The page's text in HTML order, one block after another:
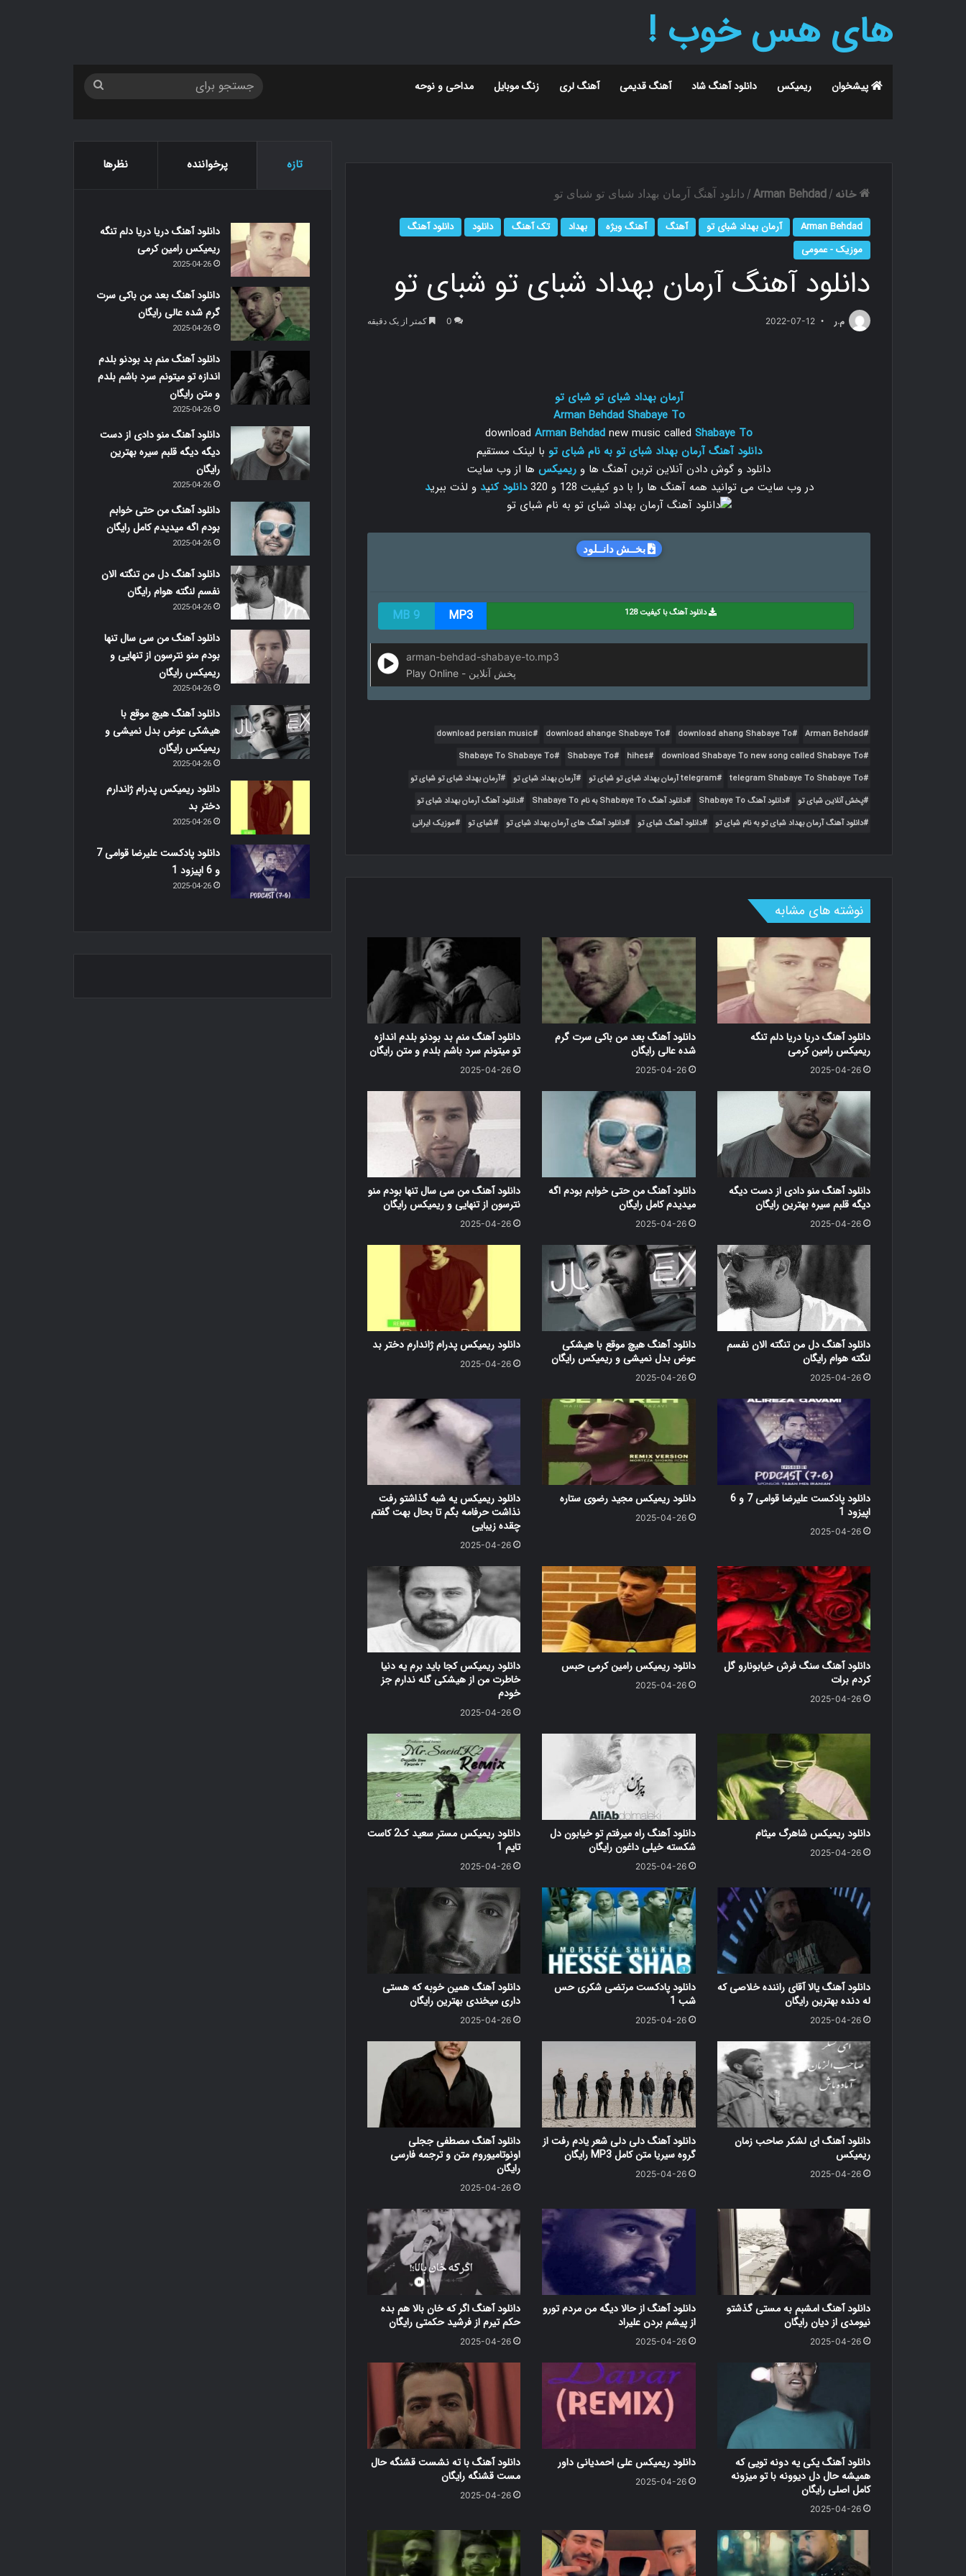
های هس خوب !
پیشخوان ریمیکس دانلود آهنگ شاد آهنگ قدیمی آهنگ لری زنگ موبایل مداحی و نوحه
خانه /
Arman Behdad
/ دانلود آهنگ آرمان بهداد شبای تو شبای تو
Arman Behdad آرمان بهداد شبای تو آهنگ آهنگ ویژه بهداد تک آهنگ دانلود
دانلود آهنگ
موزیک - عمومی
دانلود آهنگ آرمان بهداد شبای تو شبای تو
م.ر 2022-07-12
0 کمتر از یک دقیقه
آرمان بهداد شبای تو شبای تو
Arman Behdad Shabaye To
download Arman Behdad new music called Shabaye To
دانلود آهنگ آرمان بهداد شبای تو به نام شبای تو با لینک مستقیم
دانلود و گوش دادن آنلاین ترین آهنگ ها و ریمیکس ها از وب سایت
در وب سایت می توانید همه آهنگ ها را با دو کیفیت 128 و 320
دانلود کنید و لذت ببرید
بخــش دانــلود
دانلود آهنگ با کیفیت 128 MP3
9 MB
arman-behdad-shabaye-to.mp3
Play Online - پخش آنلاین
Arman Behdad
download ahang Shabaye To
download ahange Shabaye To
download persian music
download Shabaye To new song called Shabaye To
hihes
Shabaye To
Shabaye To Shabaye To
telegram Shabaye To Shabaye To
telegram آرمان بهداد شبای تو شبای تو آرمان بهداد شبای تو
آرمان بهداد شبای تو شبای تو
پخش آنلاین شبای تو
دانلود آهنگ Shabaye To دانلود آهنگ Shabaye To به نام Shabaye To
دانلود آهنگ آرمان بهداد شبای تو
دانلود آهنگ آرمان بهداد شبای تو به نام شبای تو
دانلود آهنگ شبای تو دانلود آهنگ های آرمان بهداد شبای تو شبای تو موزیک ایرانی
نوشته های مشابه
دانلود آهنگ دریا دریا دلم تنگه
ریمیکس رامین کرمی
2025-04-26
دانلود آهنگ بعد من باکی سرت گرم
شده عالی رایگان
2025-04-26
دانلود آهنگ منم بد بودنو بلدم اندازه
تو میتونم سرد باشم بلدم و متن رایگان
2025-04-26
دانلود آهنگ منو دادی از دست دیگه
دیگه قلبم سیره بهترین رایگان
2025-04-26
دانلود آهنگ من حتی خوابم بودم اگه
میدیدم کامل رایگان
2025-04-26
دانلود آهنگ من سی سال تنها بودم منو
نترسون از تنهایی و ریمیکس رایگان
2025-04-26
دانلود آهنگ دل من تنگته الان نفسم
لنگته هوام رایگان
2025-04-26
دانلود آهنگ هیچ موقع با هیشکی
عوض بدل نمیشی و ریمیکس رایگان
2025-04-26
دانلود ریمیکس پدرام ژاندارم دختر بد
2025-04-26
دانلود پادکست علیرضا قوامی 7 و 6
اپیزود 1
2025-04-26
دانلود ریمیکس مجید رضوی ستاره
2025-04-26
دانلود ریمیکس یه شبه گذاشتو رفت
نذاشت حرفامه بگم تا بحال بهت گفتم
چقده زیبایی
2025-04-26
دانلود آهنگ سنگ فرش خیابونارو گل
کردم برات
2025-04-26
دانلود ریمیکس رامین کرمی حبس
2025-04-26
دانلود ریمیکس کجا باید برم یه دنیا
خاطرت من از هیشکی گله ندارم جز
خودم
2025-04-26
دانلود ریمیکس شاهرگ میثام
2025-04-26
دانلود آهنگ راه میرفتم تو خیابون دل
شکسته خیلی داغون رایگان
2025-04-26
دانلود ریمیکس مستر سعید ک2 کاست
تایم 1
2025-04-26
دانلود آهنگ یالا آقای راننده خلاصی که
له دنده بهترین رایگان
2025-04-26
دانلود پادکست مرتضی شکری حس
شب 1
2025-04-26
دانلود آهنگ همین خوبه که هستی
داری میخندی بهترین رایگان
2025-04-26
دانلود آهنگ ای لشکر صاحب زمان
ریمیکس
2025-04-26
دانلود آهنگ دلی دلی شعر یادم رفت از
گروه سیریا متن کامل MP3 رایگان
2025-04-26
دانلود آهنگ مصطفی ججلی
اونوتامیوروم متن و ترجمه فارسی
رایگان
2025-04-26
دانلود آهنگ امشبم به مستی گذشتو
نیومدی از دیان رایگان
2025-04-26
دانلود آهنگ از حالا دیگه من مردم تورو
از پیشم بردن علیراد
2025-04-26
دانلود آهنگ اگر که خان بالا هم بده
حکم تیرم از فرشید حکمتی رایگان
2025-04-26
دانلود آهنگ یکی یه دونه تویی که
همیشه حال دل دیوونه با تو میزونه
کامل اصلی رایگان
2025-04-26
دانلود ریمیکس علی احمدیانی داور
2025-04-26
دانلود آهنگ با ته نشست قشنگه حال
مست قشنگه رایگان
2025-04-26
تازه پرخواننده نظرها
دانلود آهنگ دریا دریا دلم تنگه
ریمیکس رامین کرمی
2025-04-26
دانلود آهنگ بعد من باکی سرت
گرم شده عالی رایگان
2025-04-26
دانلود آهنگ منم بد بودنو بلدم
اندازه تو میتونم سرد باشم بلدم
و متن رایگان
2025-04-26
دانلود آهنگ منو دادی از دست
دیگه دیگه قلبم سیره بهترین
رایگان
2025-04-26
دانلود آهنگ من حتی خوابم
بودم اگه میدیدم کامل رایگان
2025-04-26
دانلود آهنگ دل من تنگته الان
نفسم لنگته هوام رایگان
2025-04-26
دانلود آهنگ من سی سال تنها
بودم منو نترسون از تنهایی و
ریمیکس رایگان
2025-04-26
دانلود آهنگ هیچ موقع با
هیشکی عوض بدل نمیشی و
ریمیکس رایگان
2025-04-26
دانلود ریمیکس پدرام ژاندارم
دختر بد
2025-04-26
دانلود پادکست علیرضا قوامی 7
و 6 اپیزود 1
2025-04-26